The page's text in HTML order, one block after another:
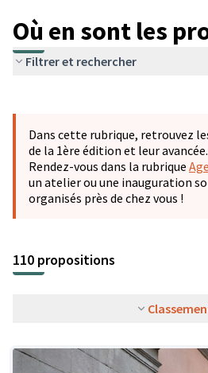
Où en sont les
Filtrer et rechercher
−
Dans cette rubrique, retrouvez
de la 1ère édition et leur
Rendez-vous dans la rubrique
un atelier ou une inauguration
organisés près de chez vous !
110 propositions